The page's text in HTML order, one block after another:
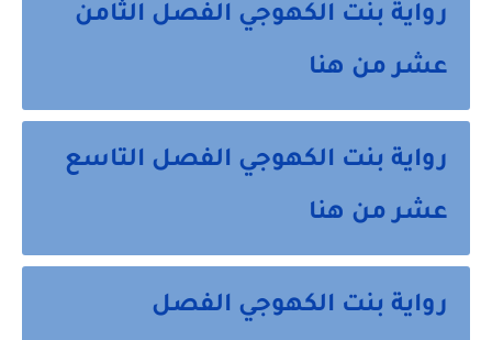
رواية بنت الكهوجي الفصل الثامن
عشر من هنا
رواية بنت الكهوجي الفصل التاسع
عشر من هنا
رواية بنت الكهوجي الفصل